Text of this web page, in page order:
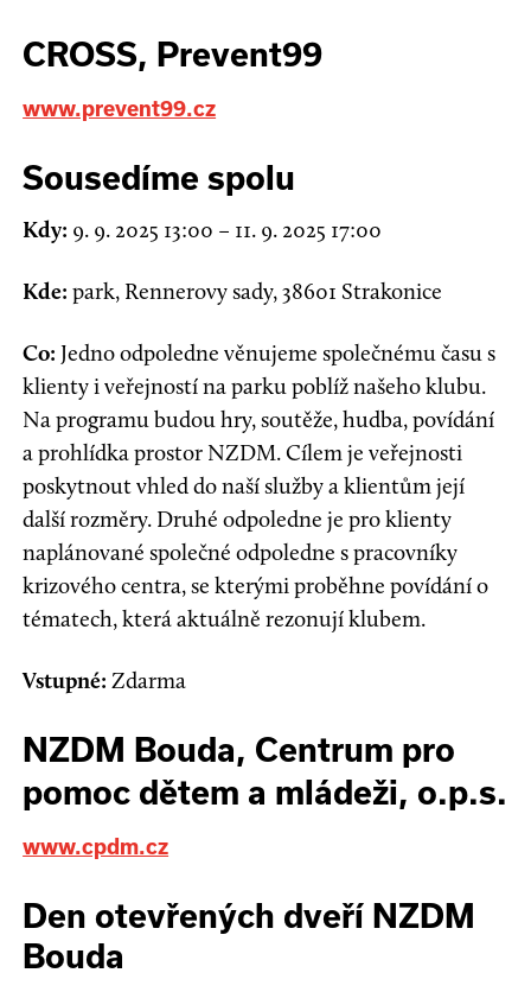
CROSS, Prevent99
www.prevent99.cz
Sousedíme spolu
Kdy: 9. 9. 2025 13:00 – 11. 9. 2025 17:00
Kde: park, Rennerovy sady, 38601 Strakonice
Co: Jedno odpoledne věnujeme společnému času s
klienty i veřejností na parku poblíž našeho klubu.
Na programu budou hry, soutěže, hudba, povídání
a prohlídka prostor NZDM. Cílem je veřejnosti
poskytnout vhled do naší služby a klientům její
další rozměry. Druhé odpoledne je pro klienty
naplánované společné odpoledne s pracovníky
krizového centra, se kterými proběhne povídání o
tématech, která aktuálně rezonují klubem.
Vstupné: Zdarma
NZDM Bouda, Centrum pro
pomoc dětem a mládeži, o.p.s.
www.cpdm.cz
Den otevřených dveří NZDM
Bouda